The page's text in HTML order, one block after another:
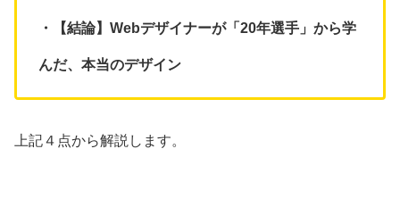
・【結論】Webデザイナーが「20年選手」から学
んだ、本当のデザイン
上記４点から解説します。